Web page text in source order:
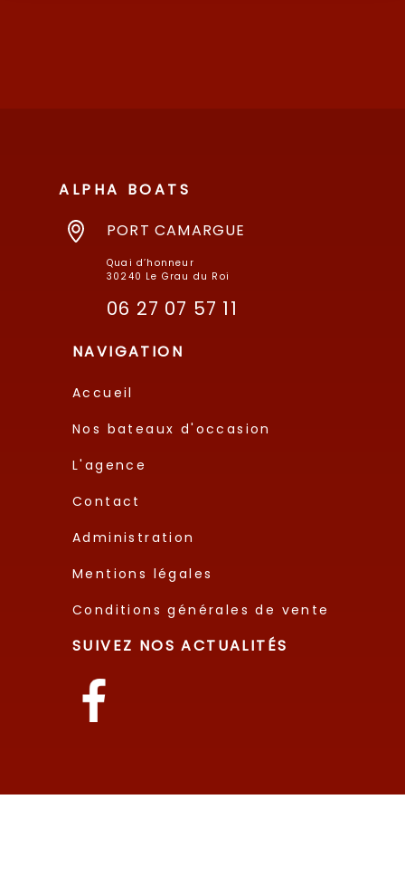
ALPHA BOATS
PORT CAMARGUE
Quai d’honneur
30240 Le Grau du Roi
06 27 07 57 11
NAVIGATION
Accueil
Nos bateaux d'occasion
L'agence
Contact
Administration
Mentions légales
Conditions générales de vente
SUIVEZ NOS ACTUALITÉS